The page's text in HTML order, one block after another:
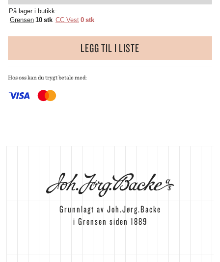
På lager i butikk:
Grensen10 stk CC Vest0 stk
LEGG TIL I LISTE
Hos oss kan du trygt betale med:
Grunnlagt av Joh.Jørg.Backe
i Grensen siden 1889